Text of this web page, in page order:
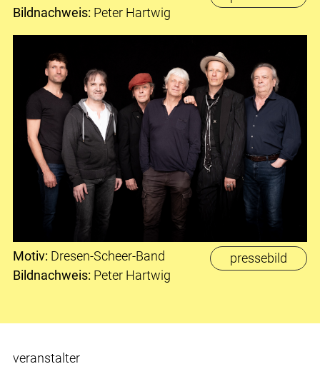
Bildnachweis: Peter Hartwig
pressebild
Motiv: Dresen-Scheer-Band
Bildnachweis: Peter Hartwig
veranstalter